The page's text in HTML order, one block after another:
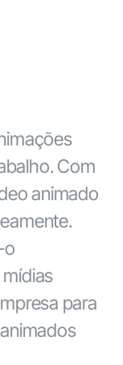
Com
animado
o
para